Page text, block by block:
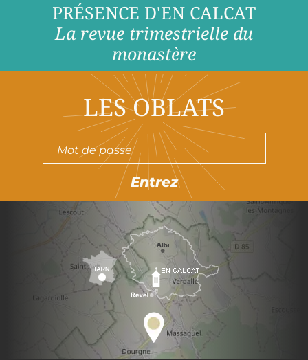
PRÉSENCE D'EN CALCAT
La revue trimestrielle du
monastère
LES OBLATS
Entrez